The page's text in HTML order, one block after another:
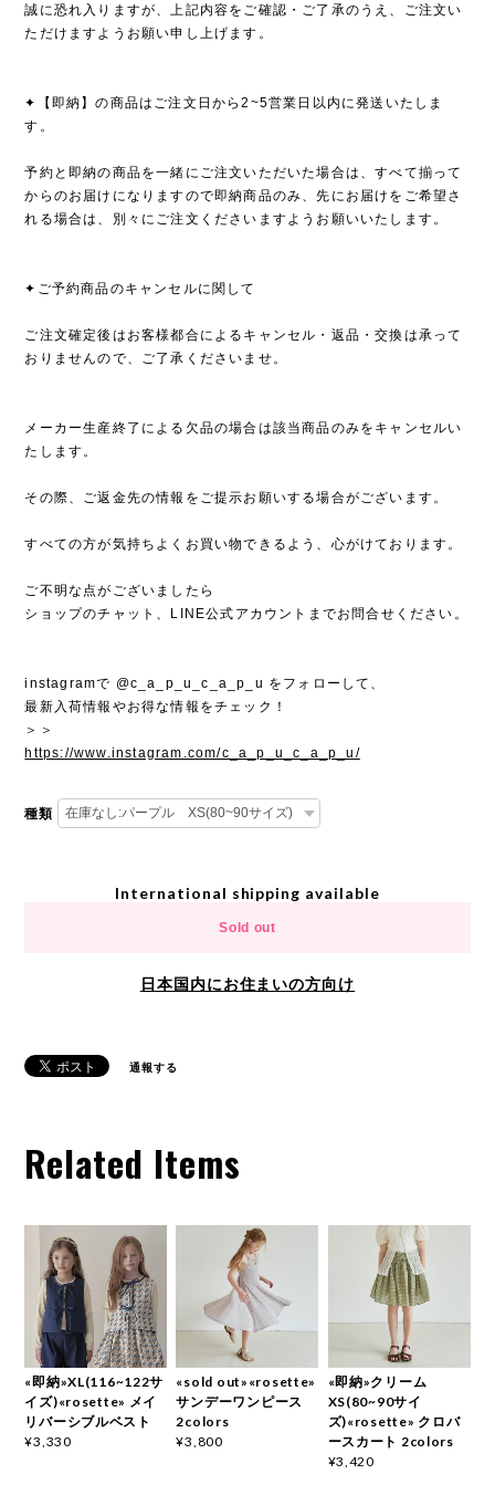
誠に恐れ入りますが、上記内容をご確認・ご了承のうえ、ご注文い
ただけますようお願い申し上げます。
✦【即納】の商品はご注文日から2~5営業日以内に発送いたしま
す。
予約と即納の商品を一緒にご注文いただいた場合は、すべて揃って
からのお届けになりますので即納商品のみ、先にお届けをご希望さ
れる場合は、別々にご注文くださいますようお願いいたします。
✦ご予約商品のキャンセルに関して
ご注文確定後はお客様都合によるキャンセル・返品・交換は承って
おりませんので、ご了承くださいませ。
メーカー生産終了による欠品の場合は該当商品のみをキャンセルい
たします。
その際、ご返金先の情報をご提示お願いする場合がございます。
すべての方が気持ちよくお買い物できるよう、心がけております。
ご不明な点がございましたら
ショップのチャット、LINE公式アカウントまでお問合せください。
instagramで @c_a_p_u_c_a_p_u をフォローして、
最新入荷情報やお得な情報をチェック！
＞＞
https://www.instagram.com/c_a_p_u_c_a_p_u/
種類
International shipping available
Sold out
日本国内にお住まいの方向け
通報する
Related Items
«即納»XL(116~122サ
イズ)«rosette» メイ
リバーシブルベスト
¥3,330
«sold out»«rosette»
サンデーワンピース
2colors
¥3,800
«即納»クリーム
XS(80~90サイ
ズ)«rosette» クロバ
ースカート 2colors
¥3,420